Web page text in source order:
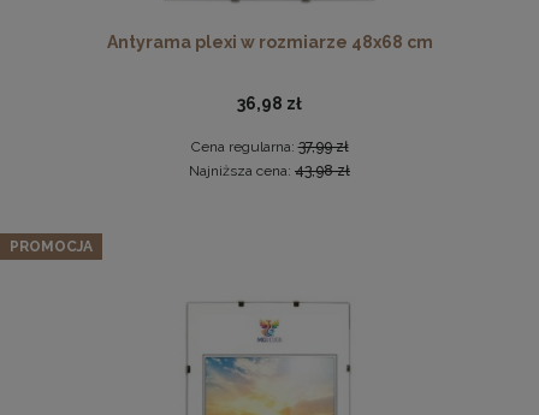
DO KOSZYKA
Panel ścienny 90 x 15 cm tapicerowany 3D Wezgłowie w
22,99 zł
Cena regularna:
Najniższa cena:
26,99 zł
DO KOSZYKA
Antyrama plexi w rozmiarze 48x68 cm
36,98 zł
Cena regularna:37,99 zł
Najniższa cena: 43,98 zł
PROMOCJA